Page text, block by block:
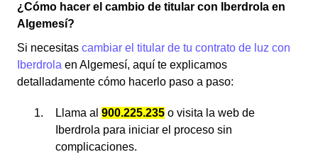
¿Cómo hacer el cambio de titular con Iberdrola en
Algemesí?
Si necesitas cambiar el titular de tu contrato de luz con
Iberdrola en Algemesí, aquí te explicamos
detalladamente cómo hacerlo paso a paso:
Llama al 900.225.235 o visita la web de
Iberdrola para iniciar el proceso sin
complicaciones.